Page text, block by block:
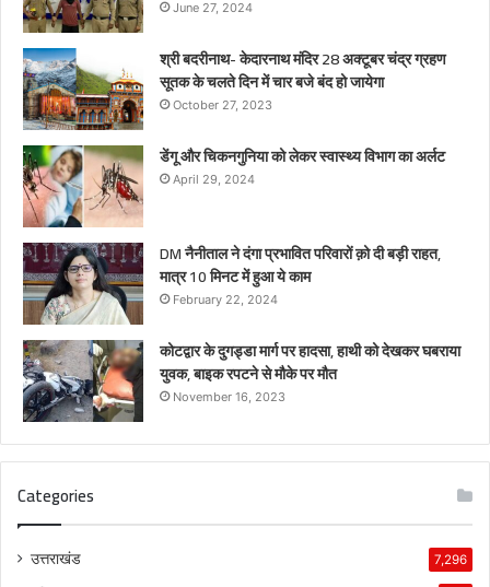
June 27, 2024
श्री बदरीनाथ- केदारनाथ मंदिर 28 अक्टूबर चंद्र ग्रहण
सूतक के चलते दिन में चार बजे बंद हो जायेगा
October 27, 2023
डेंगू और चिकनगुनिया को लेकर स्वास्थ्य विभाग का अर्लट
April 29, 2024
DM नैनीताल ने दंगा प्रभावित परिवारों क़ो दी बड़ी राहत,
मात्र 10 मिनट में हुआ ये काम
February 22, 2024
कोटद्वार के दुगड्डा मार्ग पर हादसा, हाथी को देखकर घबराया
युवक, बाइक रपटने से मौके पर मौत
November 16, 2023
Categories
उत्तराखंड 7,296